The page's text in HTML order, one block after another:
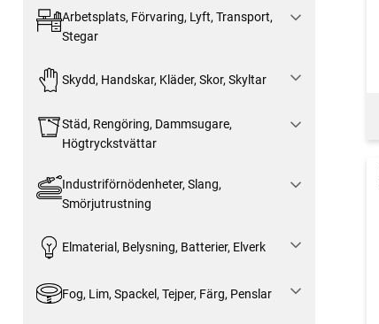
Arbetsplats, Förvaring, Lyft, Transport,
Stegar
Skydd, Handskar, Kläder, Skor, Skyltar
Städ, Rengöring, Dammsugare,
Högtryckstvättar
Industriförnödenheter, Slang,
Smörjutrustning
Elmaterial, Belysning, Batterier, Elverk
Fog, Lim, Spackel, Tejper, Färg, Penslar